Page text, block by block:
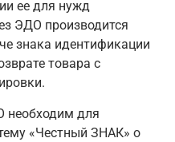
ее для нужд
ЭДО производится
знака идентификации
товара с
для
«Честный ЗНАК» о